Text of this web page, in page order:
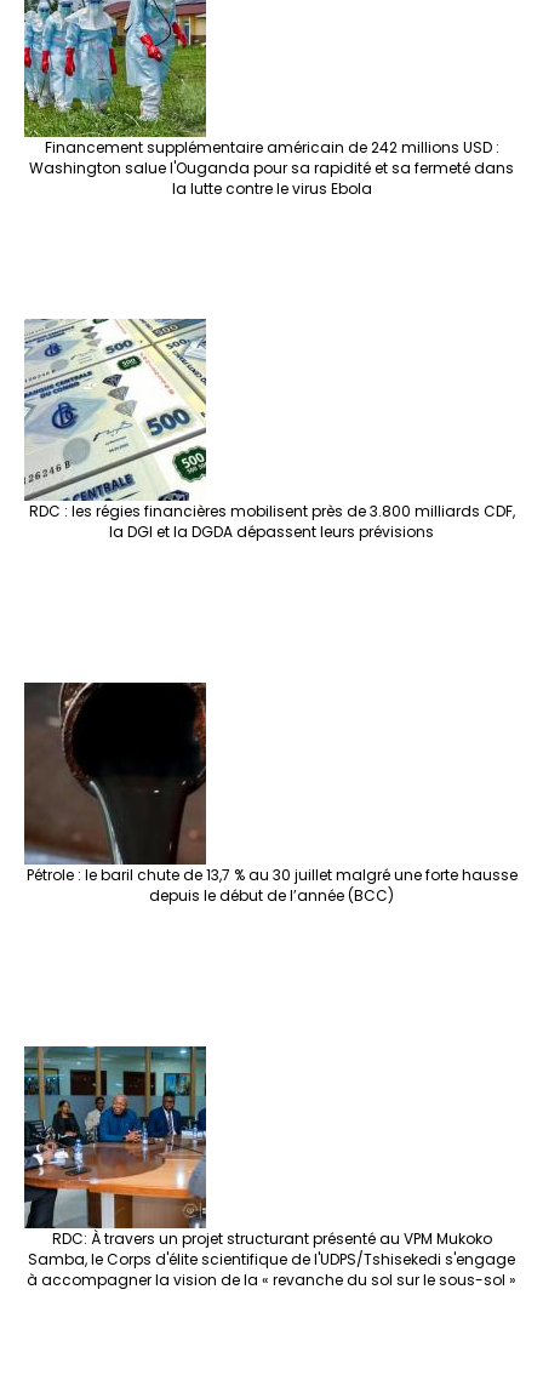
Financement supplémentaire américain de 242 millions USD :
Washington salue l'Ouganda pour sa rapidité et sa fermeté dans
la lutte contre le virus Ebola
RDC : les régies financières mobilisent près de 3.800 milliards CDF,
la DGI et la DGDA dépassent leurs prévisions
Pétrole : le baril chute de 13,7 % au 30 juillet malgré une forte hausse
depuis le début de l’année (BCC)
RDC: À travers un projet structurant présenté au VPM Mukoko
Samba, le Corps d'élite scientifique de l'UDPS/Tshisekedi s'engage
à accompagner la vision de la « revanche du sol sur le sous-sol »